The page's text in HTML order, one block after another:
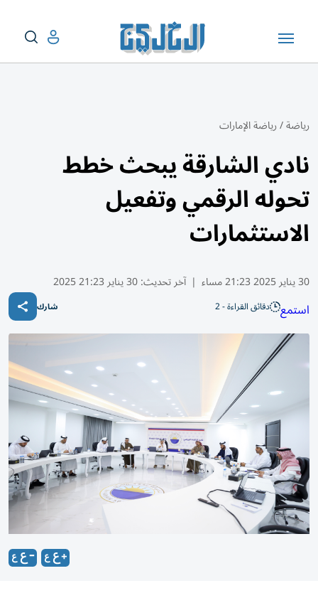
رياضة/رياضة الإمارات
نادي الشارقة يبحث خطط
تحوله الرقمي وتفعيل
الاستثمارات
30 يناير 2025 21:23 مساء | آخر تحديث:30 يناير 21:23 2025
استمع دقائق القراءة - 2 شارك